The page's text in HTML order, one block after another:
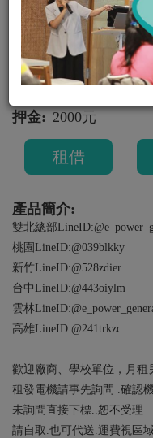
其他 可出租
E大發電
租金: 平日 500 （週二
押金: 2000元
租借
產品簡介:
雙北總部
桃園LineID:@039blkky
新竹LineID:@528zdier
台中LineID:@443oiylm
雲林
高雄LineID:@241trkzc
歡迎廠商、學校單位，月租
租發電機請事先詢問 .確認
未詢問直接下標..恕不受理
請自取.也可代送.運費視區